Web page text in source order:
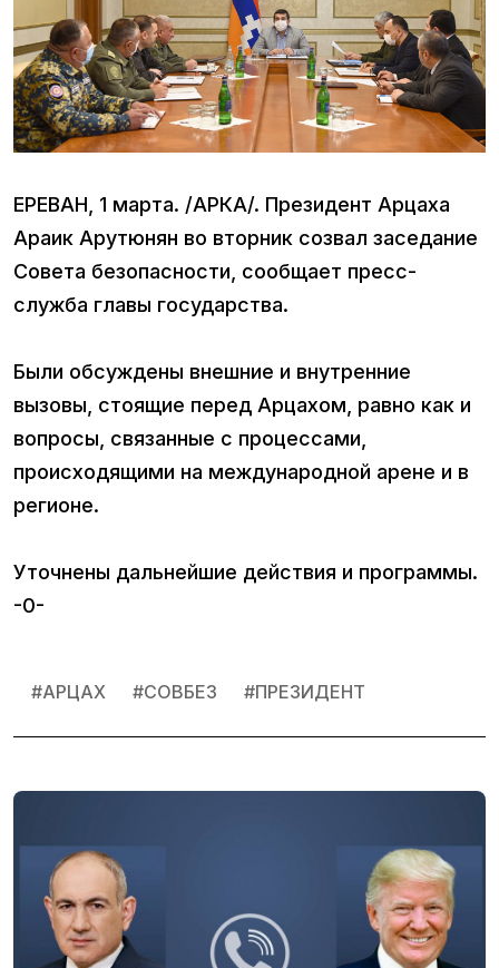
ЕРЕВАН, 1 марта. /АРКА/. Президент Арцаха
Араик Арутюнян во вторник созвал заседание
Совета безопасности, сообщает пресс-
служба главы государства.
Были обсуждены внешние и внутренние
вызовы, стоящие перед Арцахом, равно как и
вопросы, связанные с процессами,
происходящими на международной арене и в
регионе.
Уточнены дальнейшие действия и программы.
-0-
#АРЦАХ #СОВБЕЗ #ПРЕЗИДЕНТ